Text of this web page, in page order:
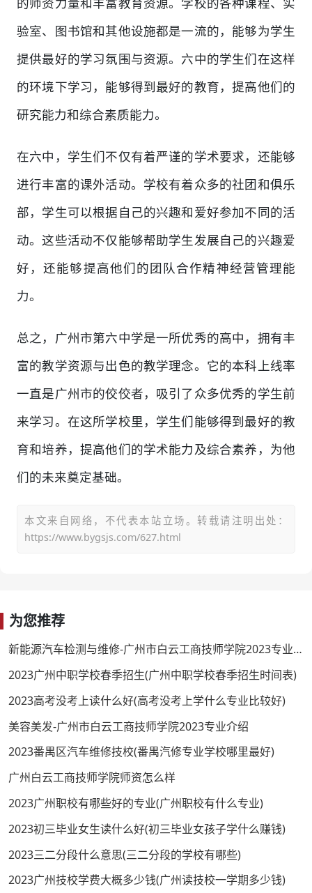
验室、图书馆和其他设施都是一流的，能够为学生
提供最好的学习氛围与资源。六中的学生们在这样
的环境下学习，能够得到最好的教育，提高他们的
研究能力和综合素质能力。
在六中，学生们不仅有着严谨的学术要求，还能够
进行丰富的课外活动。学校有着众多的社团和俱乐
部，学生可以根据自己的兴趣和爱好参加不同的活
动。这些活动不仅能够帮助学生发展自己的兴趣爱
好，还能够提高他们的团队合作精神经营管理能
力。
总之，广州市第六中学是一所优秀的高中，拥有丰
富的教学资源与出色的教学理念。它的本科上线率
一直是广州市的佼佼者，吸引了众多优秀的学生前
来学习。在这所学校里，学生们能够得到最好的教
育和培养，提高他们的学术能力及综合素养，为他
们的未来奠定基础。
本文来自网络，不代表本站立场。转载请注明出处：
https://www.bygsjs.com/627.html
为您推荐
新能源汽车检测与维修-广州市白云工商技师学院2023专业介绍
2023广州中职学校春季招生(广州中职学校春季招生时间表)
2023高考没考上读什么好(高考没考上学什么专业比较好)
美容美发-广州市白云工商技师学院2023专业介绍
2023番禺区汽车维修技校(番禺汽修专业学校哪里最好)
广州白云工商技师学院师资怎么样
2023广州职校有哪些好的专业(广州职校有什么专业)
2023初三毕业女生读什么好(初三毕业女孩子学什么赚钱)
2023三二分段什么意思(三二分段的学校有哪些)
2023广州技校学费大概多少钱(广州读技校一学期多少钱)